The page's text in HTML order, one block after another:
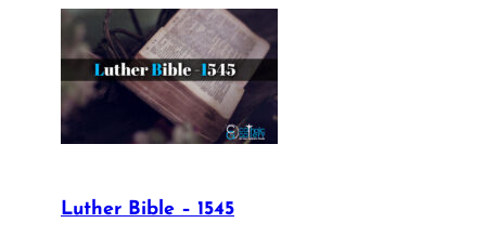
Luther Bible – 1545